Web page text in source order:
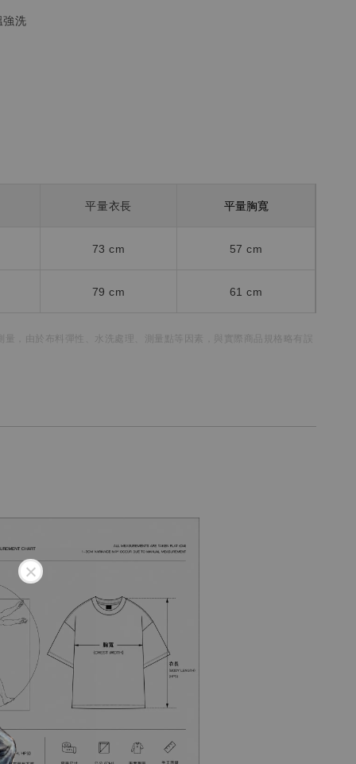
強洗
平量衣長 平量胸寬
73 cm 57 cm
79 cm 61 cm
， 由於布料彈性、水洗處理、測量點等因素，
與實際商品規格略有誤